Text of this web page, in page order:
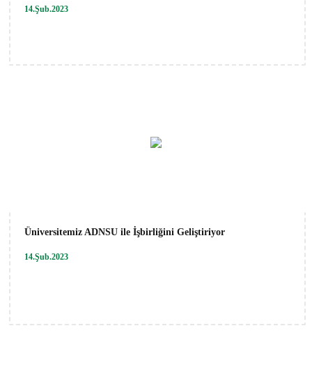
14.Şub.2023
Üniversitemiz ADNSU ile İşbirliğini Geliştiriyor
14.Şub.2023